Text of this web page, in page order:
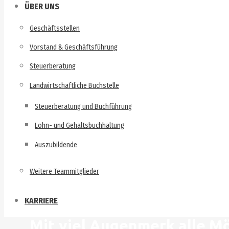
ÜBER UNS
Geschäftsstellen
Vorstand & Geschäftsführung
Steuerberatung
Landwirtschaftliche Buchstelle
Steuerberatung und Buchführung
Lohn- und Gehaltsbuchhaltung
Auszubildende
Weitere Teammitglieder
KARRIERE